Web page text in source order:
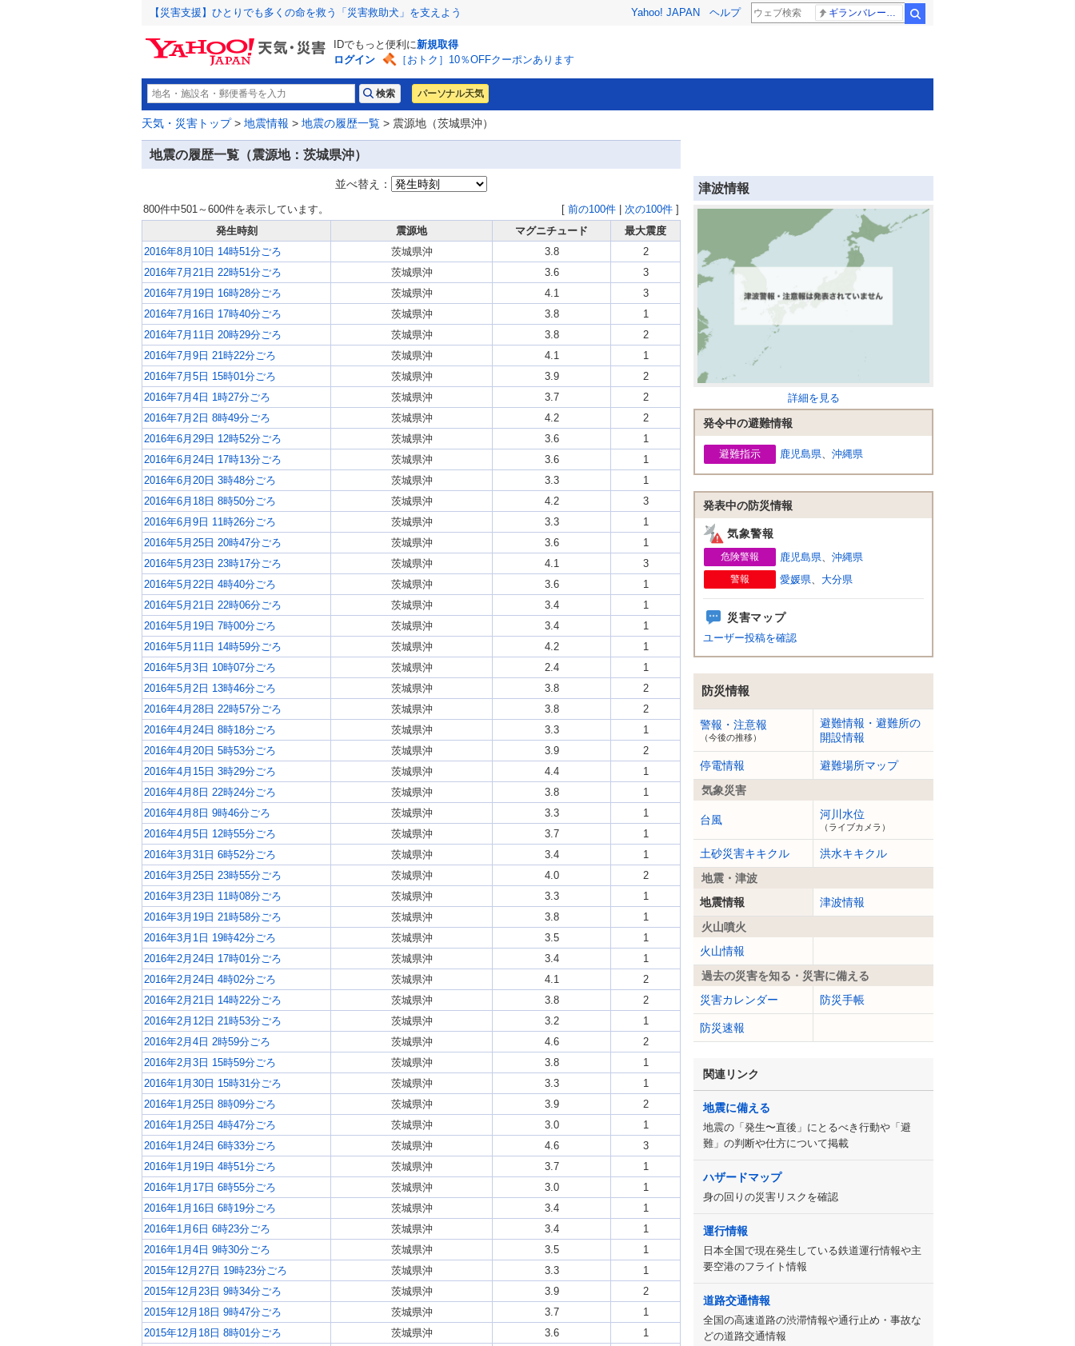
【災害支援】ひとりでも多くの命を救う「災害救助犬」を支えよう Yahoo! JAPAN ヘルプ
IDでもっと便利に新規取得
ログイン
［おトク］10％OFFクーポンあります
パーソナル天気
天気・災害トップ> 地震情報 > 地震の履歴一覧 > 震源地（茨城県沖）
地震の履歴一覧（震源地：茨城県沖）
並べ替え：
800件中501～600件を表示しています。 [ 前の100件 | 次の100件 ]
発生時刻
震源地 マグニチュード
最大震度
2016年8月10日 14時51分ごろ
茨城県沖 3.8
2
2016年7月21日 22時51分ごろ
茨城県沖 3.6
3
2016年7月19日 16時28分ごろ
茨城県沖 4.1
3
2016年7月16日 17時40分ごろ
茨城県沖 3.8
1
2016年7月11日 20時29分ごろ
茨城県沖 3.8
2
2016年7月9日 21時22分ごろ
茨城県沖 4.1
1
2016年7月5日 15時01分ごろ
茨城県沖 3.9
2
2016年7月4日 1時27分ごろ
茨城県沖 3.7
2
2016年7月2日 8時49分ごろ
茨城県沖 4.2
2
2016年6月29日 12時52分ごろ
茨城県沖 3.6
1
2016年6月24日 17時13分ごろ
茨城県沖 3.6
1
2016年6月20日 3時48分ごろ
茨城県沖 3.3
1
2016年6月18日 8時50分ごろ
茨城県沖 4.2
3
2016年6月9日 11時26分ごろ
茨城県沖 3.3
1
2016年5月25日 20時47分ごろ
茨城県沖 3.6
1
2016年5月23日 23時17分ごろ
茨城県沖 4.1
3
2016年5月22日 4時40分ごろ
茨城県沖 3.6
1
2016年5月21日 22時06分ごろ
茨城県沖 3.4
1
2016年5月19日 7時00分ごろ
茨城県沖 3.4
1
2016年5月11日 14時59分ごろ
茨城県沖 4.2
1
2016年5月3日 10時07分ごろ
茨城県沖 2.4
1
2016年5月2日 13時46分ごろ
茨城県沖 3.8
2
2016年4月28日 22時57分ごろ
茨城県沖 3.8
2
2016年4月24日 8時18分ごろ
茨城県沖 3.3
1
2016年4月20日 5時53分ごろ
茨城県沖 3.9
2
2016年4月15日 3時29分ごろ
茨城県沖 4.4
1
2016年4月8日 22時24分ごろ
茨城県沖 3.8
1
2016年4月8日 9時46分ごろ
茨城県沖 3.3
1
2016年4月5日 12時55分ごろ
茨城県沖 3.7
1
2016年3月31日 6時52分ごろ
茨城県沖 3.4
1
2016年3月25日 23時55分ごろ
茨城県沖 4.0
2
2016年3月23日 11時08分ごろ
茨城県沖 3.3
1
2016年3月19日 21時58分ごろ
茨城県沖 3.8
1
2016年3月1日 19時42分ごろ
茨城県沖 3.5
1
2016年2月24日 17時01分ごろ
茨城県沖 3.4
1
2016年2月24日 4時02分ごろ
茨城県沖 4.1
2
2016年2月21日 14時22分ごろ
茨城県沖 3.8
2
2016年2月12日 21時53分ごろ
茨城県沖 3.2
1
2016年2月4日 2時59分ごろ
茨城県沖 4.6
2
2016年2月3日 15時59分ごろ
茨城県沖 3.8
1
2016年1月30日 15時31分ごろ
茨城県沖 3.3
1
2016年1月25日 8時09分ごろ
茨城県沖 3.9
2
2016年1月25日 4時47分ごろ
茨城県沖 3.0
1
2016年1月24日 6時33分ごろ
茨城県沖 4.6
3
2016年1月19日 4時51分ごろ
茨城県沖 3.7
1
2016年1月17日 6時55分ごろ
茨城県沖 3.0
1
2016年1月16日 6時19分ごろ
茨城県沖 3.4
1
2016年1月6日 6時23分ごろ
茨城県沖 3.4
1
2016年1月4日 9時30分ごろ
茨城県沖 3.5
1
2015年12月27日 19時23分ごろ
茨城県沖 3.3
1
2015年12月23日 9時34分ごろ
茨城県沖 3.9
2
2015年12月18日 9時47分ごろ
茨城県沖 3.7
1
2015年12月18日 8時01分ごろ
茨城県沖 3.6
1
津波情報
詳細を見る
発令中の避難情報
避難指示 鹿児島県、 沖縄県
発表中の防災情報
気象警報
危険警報 鹿児島県、 沖縄県
警報 愛媛県、 大分県
災害マップ
ユーザー投稿を確認
防災情報
警報・注意報
（今後の推移）
避難情報・避難所の
開設情報
停電情報
避難場所マップ
気象災害
台風 河川水位
（ライブカメラ）
土砂災害キキクル
洪水キキクル
地震・津波
地震情報
津波情報
火山噴火
火山情報
過去の災害を知る・災害に備える
災害カレンダー
防災手帳
防災速報
関連リンク
地震に備える
地震の「発生〜直後」にとるべき行動や「避
難」の判断や仕方について掲載
ハザードマップ
身の回りの災害リスクを確認
運行情報
日本全国で現在発生している鉄道運行情報や主
要空港のフライト情報
道路交通情報
全国の高速道路の渋滞情報や通行止め・事故な
どの道路交通情報